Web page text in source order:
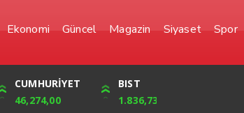
Ekonomi Güncel Magazin Siyaset Spor
YEN
0,0000
FRANK
56,6623
CUMHURİYET
46,274,00
BIST
1.836,73